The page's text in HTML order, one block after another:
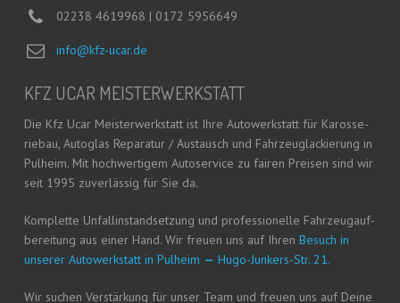
02238 4619968 | 0172 5956649
info@kfz-ucar.de
KFZ UCAR MEISTERWERKSTATT
Die Kfz Ucar Meis­ter­werk­statt ist Ihre Auto­werk­statt für Karos­se­
rie­bau, Auto­glas Repa­ra­tur / Aus­tausch und Fahr­zeug­la­ckie­rung in
Pul­heim. Mit hoch­wer­ti­gem Auto­ser­vice zu fai­ren Prei­sen sind wir
seit 1995 zuver­läs­sig für Sie da.
Kom­plet­te Unfall­in­stand­set­zung und pro­fes­sio­nel­le Fahr­zeug­auf­
be­rei­tung aus einer Hand. Wir freu­en uns auf Ihren Besuch in
unse­rer Auto­werk­statt in Pul­heim — Hugo-Jun­kers-Str. 21.
Wir suchen Ver­stär­kung für unser Team und freu­en uns auf Dei­ne